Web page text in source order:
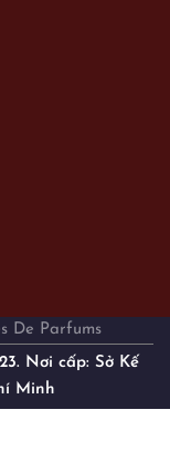
De Parfums
Nơi cấp: Sở Kế
Minh